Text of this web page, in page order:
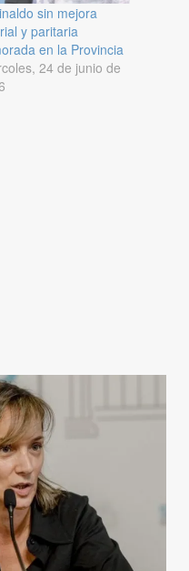
sin mejora
y paritaria
en la Provincia
24 de junio de